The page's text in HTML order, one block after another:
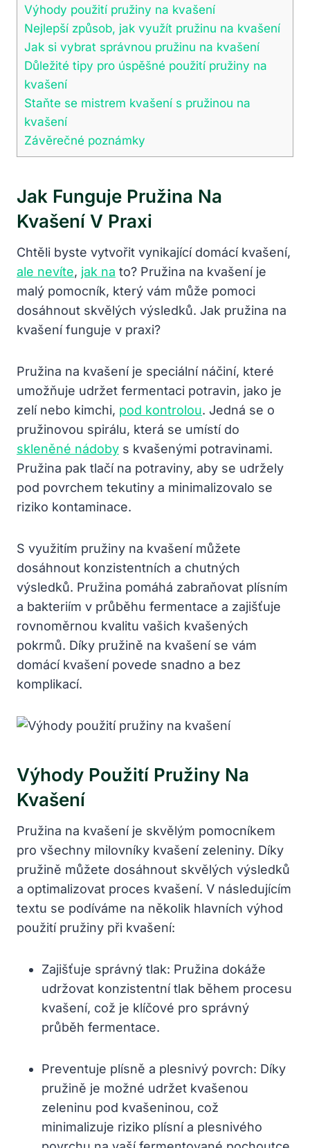
Výhody použití pružiny ​na kvašení
Nejlepší způsob, jak využít⁢ pružinu na kvašení
Jak si vybrat správnou pružinu na kvašení
Důležité tipy pro úspěšné použití pružiny na
kvašení
Staňte se mistrem kvašení s pružinou na
kvašení
Závěrečné poznámky
Jak Funguje Pružina ⁣na
Kvašení V Praxi
Chtěli byste vytvořit vynikající domácí kvašení,
ale nevíte, jak na to? Pružina na kvašení je
malý pomocník, který vám může ⁣pomoci
dosáhnout skvělých výsledků. Jak pružina na
kvašení‍ funguje v praxi?
Pružina na kvašení je speciální náčiní, které
umožňuje udržet⁢ fermentaci potravin, jako je
zelí nebo⁢ kimchi, pod kontrolou. Jedná se o
pružinovou ​spirálu, která se umístí do
skleněné nádoby s kvašenými potravinami.
⁣Pružina pak tlačí‍ na potraviny, aby se udržely
pod povrchem tekutiny ⁤a⁤ minimalizovalo se
riziko kontaminace.
S využitím ⁤pružiny na kvašení můžete
dosáhnout konzistentních a chutných
výsledků. Pružina pomáhá zabraňovat plísním
a bakteriím v⁢ průběhu fermentace a zajišťuje
rovnoměrnou kvalitu vašich kvašených
pokrmů. Díky pružině na kvašení se vám
‌domácí kvašení povede snadno ‌a bez
komplikací.
Výhody Použití Pružiny ​na
Kvašení
Pružina na kvašení je skvělým pomocníkem
pro všechny ⁢milovníky kvašení zeleniny. Díky
pružině můžete dosáhnout skvělých výsledků
a optimalizovat proces kvašení. V následujícím
textu se ​podíváme na několik hlavních výhod
použití pružiny při kvašení:
Zajišťuje správný ‌tlak: Pružina dokáže
udržovat konzistentní tlak během procesu
kvašení, což je klíčové pro správný
průběh fermentace.
Preventuje plísně⁣ a plesnivý povrch: Díky
⁤pružině je možné udržet kvašenou ​
zeleninu pod kvašeninou, ​což
minimalizuje riziko plísní a plesnivého